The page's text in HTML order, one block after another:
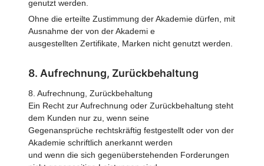
genutzt werden.
Ohne die erteilte Zustimmung der Akademie dürfen, mit
Ausnahme der von der Akademi e
ausgestellten Zertifikate, Marken nicht genutzt werden.
8. Aufrechnung, Zurückbehaltung
8. Aufrechnung, Zurückbehaltung
Ein Recht zur Aufrechnung oder Zurückbehaltung steht
dem Kunden nur zu, wenn seine
Gegenansprüche rechtskräftig festgestellt oder von der
Akademie schriftlich anerkannt werden
und wenn die sich gegenüberstehenden Forderungen